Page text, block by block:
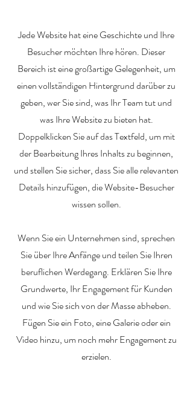
Jede Website hat eine Geschichte und Ihre
Besucher möchten Ihre hören. Dieser
Bereich ist eine großartige Gelegenheit, um
einen vollständigen Hintergrund darüber zu
geben, wer Sie sind, was Ihr Team tut und
was Ihre Website zu bieten hat.
Doppelklicken Sie auf das Textfeld, um mit
der Bearbeitung Ihres Inhalts zu beginnen,
und stellen Sie sicher, dass Sie alle relevanten
Details hinzufügen, die Website-Besucher
wissen sollen.
Wenn Sie ein Unternehmen sind, sprechen
Sie über Ihre Anfänge und teilen Sie Ihren
beruflichen Werdegang. Erklären Sie Ihre
Grundwerte, Ihr Engagement für Kunden
und wie Sie sich von der Masse abheben.
Fügen Sie ein Foto, eine Galerie oder ein
Video hinzu, um noch mehr Engagement zu
erzielen.